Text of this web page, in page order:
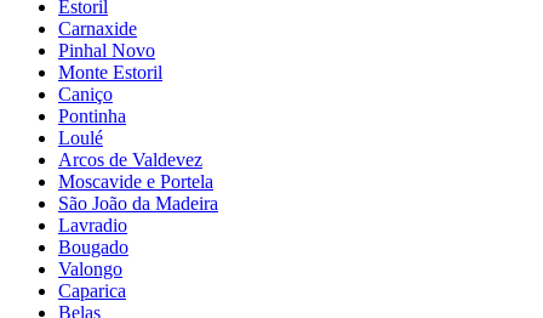
Estoril
Carnaxide
Pinhal Novo
Monte Estoril
Caniço
Pontinha
Loulé
Arcos de Valdevez
Moscavide e Portela
São João da Madeira
Lavradio
Bougado
Valongo
Caparica
Belas